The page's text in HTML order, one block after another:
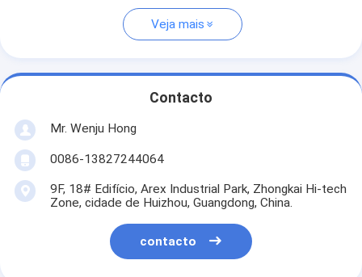
Veja mais
Contacto
Mr. Wenju Hong
0086-13827244064
9F, 18# Edifício, Arex Industrial Park, Zhongkai Hi-tech
Zone, cidade de Huizhou, Guangdong, China.
contacto